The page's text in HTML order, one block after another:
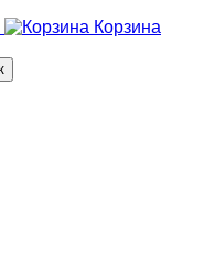
Корзина